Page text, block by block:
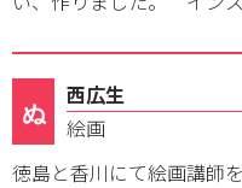
ぬ
西広生
絵画
徳島と香川にて絵画講師